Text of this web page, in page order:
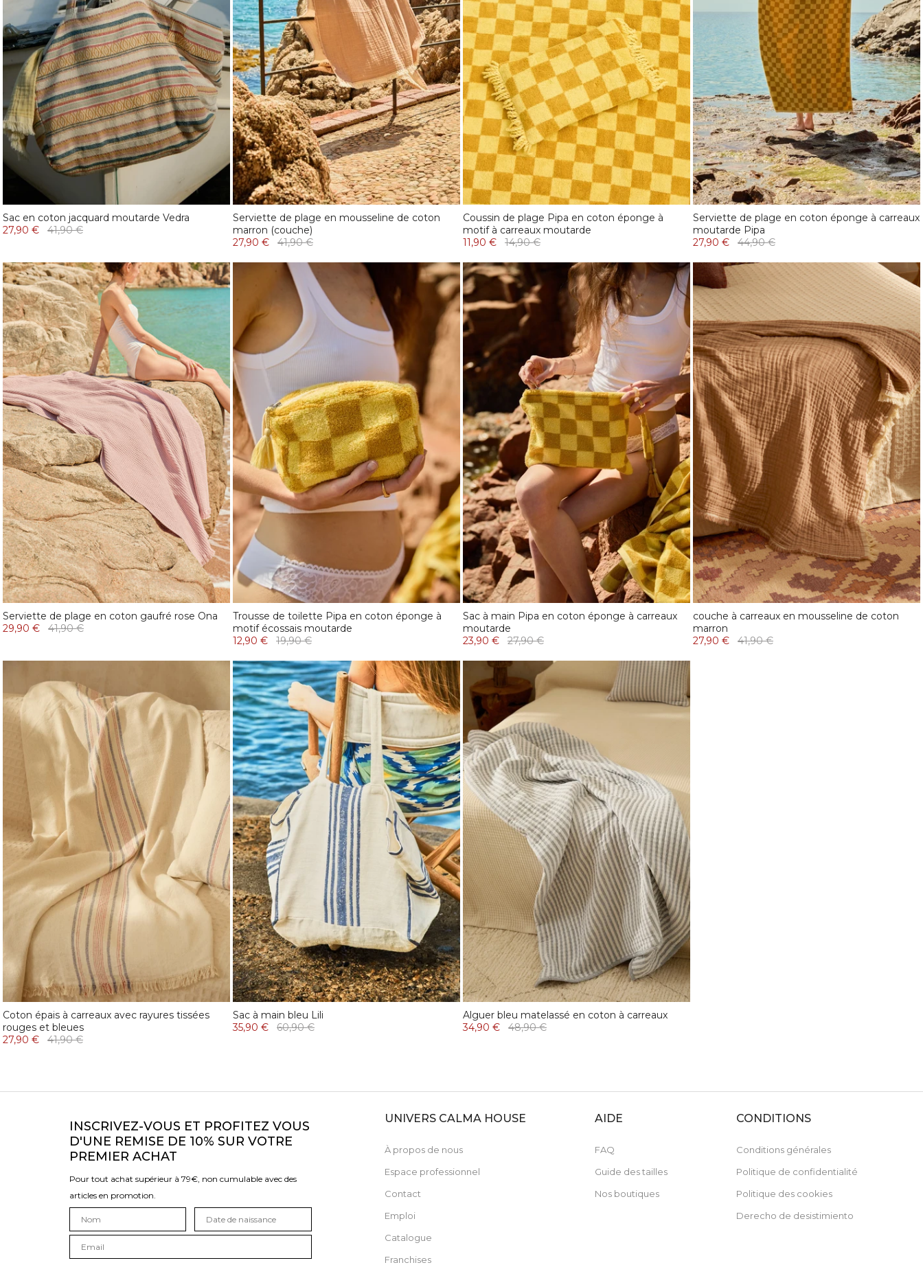
Sac en coton jacquard moutarde Vedra
27,90 €
41,90 €
Serviette de plage en mousseline de coton
marron (couche)
27,90 €
41,90 €
Coussin de plage Pipa en coton éponge à
motif à carreaux moutarde
11,90 €
14,90 €
Serviette de plage en coton éponge à carreaux
moutarde Pipa
27,90 €
44,90 €
Serviette de plage en coton gaufré rose Ona
29,90 €
41,90 €
Trousse de toilette Pipa en coton éponge à
motif écossais moutarde
12,90 €
19,90 €
Sac à main Pipa en coton éponge à carreaux
moutarde
23,90 €
27,90 €
couche à carreaux en mousseline de coton
marron
27,90 €
41,90 €
Coton épais à carreaux avec rayures tissées
rouges et bleues
27,90 €
41,90 €
Sac à main bleu Lili
35,90 €
60,90 €
Alguer bleu matelassé en coton à carreaux
34,90 €
48,90 €
INSCRIVEZ-VOUS ET PROFITEZ VOUS
D'UNE REMISE DE 10% SUR VOTRE
PREMIER ACHAT
Pour tout achat supérieur à 79€, non cumulable avec des
articles en promotion.
UNIVERS CALMA HOUSE
À propos de nous
Espace professionnel
Contact
Emploi
Catalogue
Franchises
AIDE
FAQ
Guide des tailles
Nos boutiques
CONDITIONS
Conditions générales
Politique de confidentialité
Politique des cookies
Derecho de desistimiento